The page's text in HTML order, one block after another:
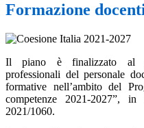
Formazione
Il piano è finalizzato al
professionali del personale
formative nell’ambito del
competenze 2021-2027”,
2021/1060.